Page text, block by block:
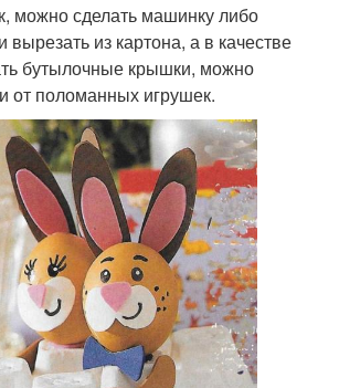
можно сделать машинку либо
вырезать из картона, а в качестве
бутылочные крышки, можно
от поломанных игрушек.